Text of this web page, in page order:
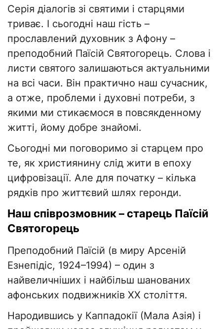
Серія діалогів зі святими і старцями
триває. І сьогодні наш гість –
прославлений духовник з Афону –
преподобний Паїсій Святогорець. Слова і
листи святого залишаються актуальними
на всі часи. Він практично наш сучасник,
а отже, проблеми і духовні потреби, з
якими ми стикаємося в повсякденному
житті, йому добре знайомі.
Сьогодні ми поговоримо зі старцем про
те, як християнину слід жити в епоху
цифровізації. Але для початку – кілька
рядків про життєвий шлях геронди.
Наш співрозмовник – старець Паїсій
Святогорець
Преподобний Паїсій (в миру Арсеній
Езнепідіс, 1924–1994) – один з
найвеличніших і найбільш шанованих
афонських подвижників XX століття.
Народившись у Каппадокії (Мала Азія) і